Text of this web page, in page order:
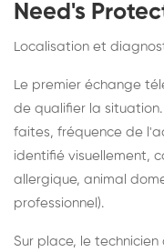
Need's
Localisation et
Le premier échange
de qualifier la
faites, fréquence de
identifié visuellement,
allergique, animal
professionnel).
Sur place, le